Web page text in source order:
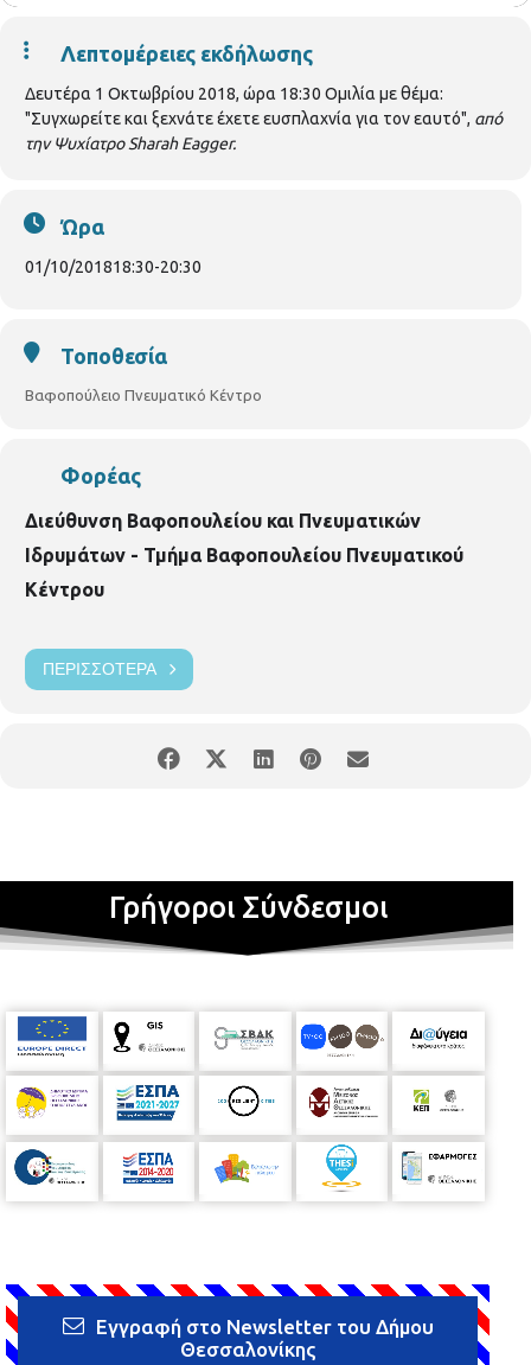
Λεπτομέρειες εκδήλωσης
Δευτέρα 1 Οκτωβρίου 2018, ώρα 18:30 Ομιλία με θέμα:
"Συγχωρείτε και ξεχνάτε έχετε ευσπλαχνία για τον εαυτό", από
την Ψυχίατρο Sharah Eagger.
Ώρα
01/10/201818:30-20:30
Τοποθεσία
Βαφοπούλειο Πνευματικό Κέντρο
Φορέας
Διεύθυνση Βαφοπουλείου και Πνευματικών
Ιδρυμάτων - Τμήμα Βαφοπουλείου Πνευματικού
Κέντρου
ΠΕΡΙΣΣΌΤΕΡΑ
Γρήγοροι Σύνδεσμοι
Εγγραφή στο Newsletter του Δήμου
Θεσσαλονίκης